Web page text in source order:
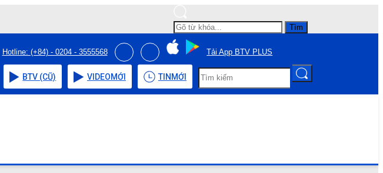
Tìm
Hotline: (+84) - 0204 - 3555568 Tải App BTV PLUS
BTV (CŨ) VIDEOMỚI TIN MỚI